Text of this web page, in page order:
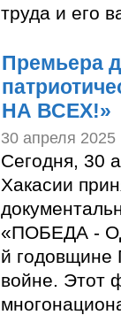
труда и его
Премьера
НА ВСЕХ!»
30 апреля 2025
Сегодня, 30
Хакасии
«ПОБЕДА -
й годовщине
войне. Этот